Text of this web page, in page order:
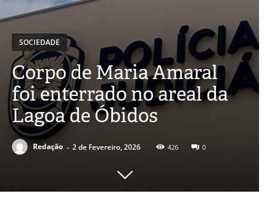
SOCIEDADE
Corpo de Maria Amaral
foi enterrado no areal da
Lagoa de Óbidos
Redação - 2 de Fevereiro, 2026 426 0